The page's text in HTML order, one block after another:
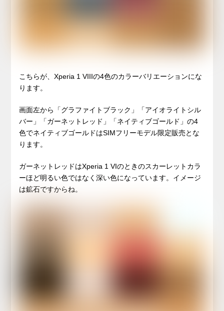
こちらが、Xperia 1 VIIIの4色のカラーバリエーションにな
ります。
画面左から「グラファイトブラック」「アイオライトシル
バー」「ガーネットレッド」「ネイティブゴールド」の4
色でネイティブゴールドはSIMフリーモデル限定販売とな
ります。
ガーネットレッドはXperia 1 VIのときのスカーレットカラ
ーほど明るい色ではなく深い色になっています。イメージ
は鉱石ですからね。